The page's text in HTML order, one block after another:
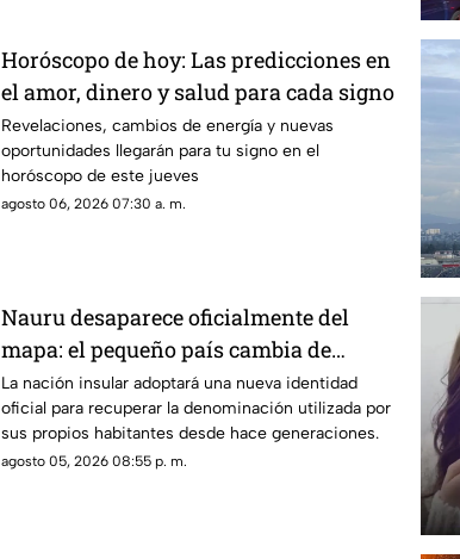
Horóscopo de hoy: Las predicciones en
el amor, dinero y salud para cada signo
Revelaciones, cambios de energía y nuevas
oportunidades llegarán para tu signo en el
horóscopo de este jueves
agosto 06, 2026 07:30 a. m.
Nauru desaparece oficialmente del
mapa: el pequeño país cambia de
nombre
La nación insular adoptará una nueva identidad
oficial para recuperar la denominación utilizada por
sus propios habitantes desde hace generaciones.
agosto 05, 2026 08:55 p. m.